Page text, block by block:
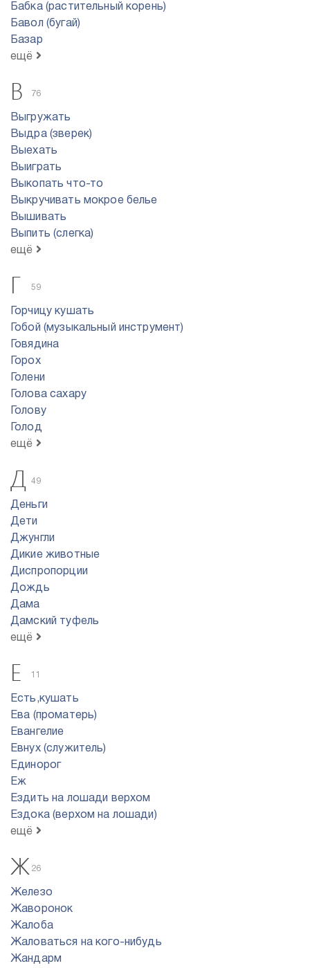
Бабка (растительный корень)
Бавол (бугай)
Базар
ещё
В 76
Выгружать
Выдра (зверек)
Выехать
Выиграть
Выкопать что-то
Выкручивать мокрое белье
Вышивать
Выпить (слегка)
ещё
Г 59
Горчицу кушать
Гобой (музыкальный инструмент)
Говядина
Горох
Голени
Голова сахару
Голову
Голод
ещё
Д 49
Деньги
Дети
Джунгли
Дикие животные
Диспропорции
Дождь
Дама
Дамский туфель
ещё
Е 11
Есть,кушать
Ева (проматерь)
Евангелие
Евнух (служитель)
Единорог
Еж
Ездить на лошади верхом
Ездока (верхом на лошади)
ещё
Ж 26
Железо
Жаворонок
Жалоба
Жаловаться на кого-нибудь
Жандарм